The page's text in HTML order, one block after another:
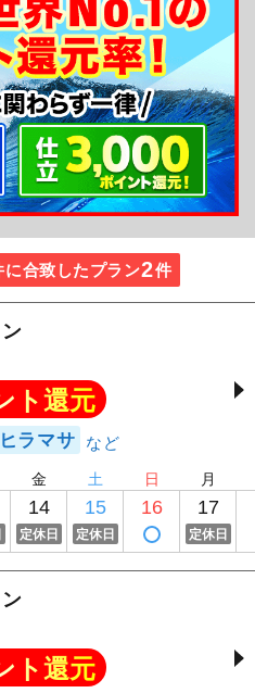
ちは！大原港の広布号で
ので、初心者の方もお気
くお願いいたします。
に合致したプラン2件
ト還元
ヒラマサ
金
14
定休日
土
15
定休日
日
16
月
17
定休日
ト還元